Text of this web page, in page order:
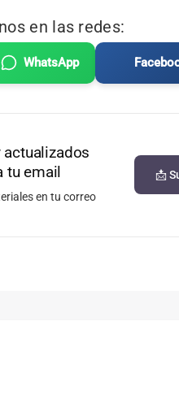
en las redes:
WhatsApp
actualizados
tu email
en tu correo
📩